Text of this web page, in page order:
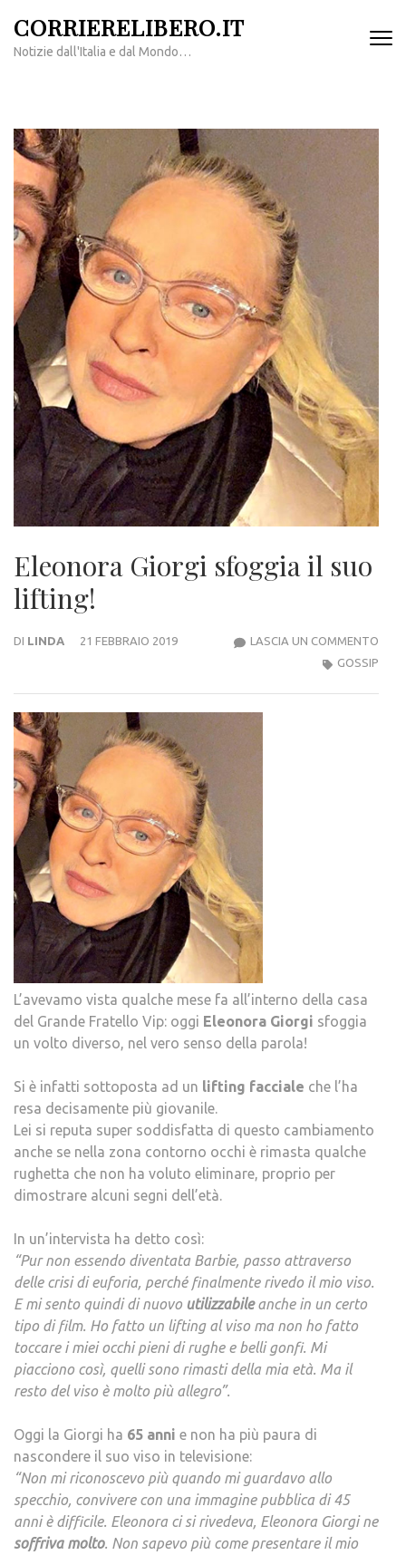
contenuto
CORRIERELIBERO.IT
Notizie dall'Italia e dal Mondo…
Eleonora Giorgi sfoggia il suo
lifting!
DI LINDA 21 FEBBRAIO 2019 LASCIA UN COMMENTO
GOSSIP
L’avevamo vista qualche mese fa all’interno della casa
del Grande Fratello Vip: oggi Eleonora Giorgi sfoggia
un volto diverso, nel vero senso della parola!
Si è infatti sottoposta ad un lifting facciale che l’ha
resa decisamente più giovanile.
Lei si reputa super soddisfatta di questo cambiamento
anche se nella zona contorno occhi è rimasta qualche
rughetta che non ha voluto eliminare, proprio per
dimostrare alcuni segni dell’età.
In un’intervista ha detto così:
“Pur non essendo diventata Barbie, passo attraverso
delle crisi di euforia, perché finalmente rivedo il mio viso.
E mi sento quindi di nuovo utilizzabileanche in un certo
tipo di film. Ho fatto un lifting al viso ma non ho fatto
toccare i miei occhi pieni di rughe e belli gonfi. Mi
piacciono così, quelli sono rimasti della mia età. Ma il
resto del viso è molto più allegro”.
Oggi la Giorgi ha 65 anni e non ha più paura di
nascondere il suo viso in televisione:
“Non mi riconoscevo più quando mi guardavo allo
specchio, convivere con una immagine pubblica di 45
anni è difficile. Eleonora ci si rivedeva, Eleonora Giorgi ne
soffriva molto. Non sapevo più come presentare il mio